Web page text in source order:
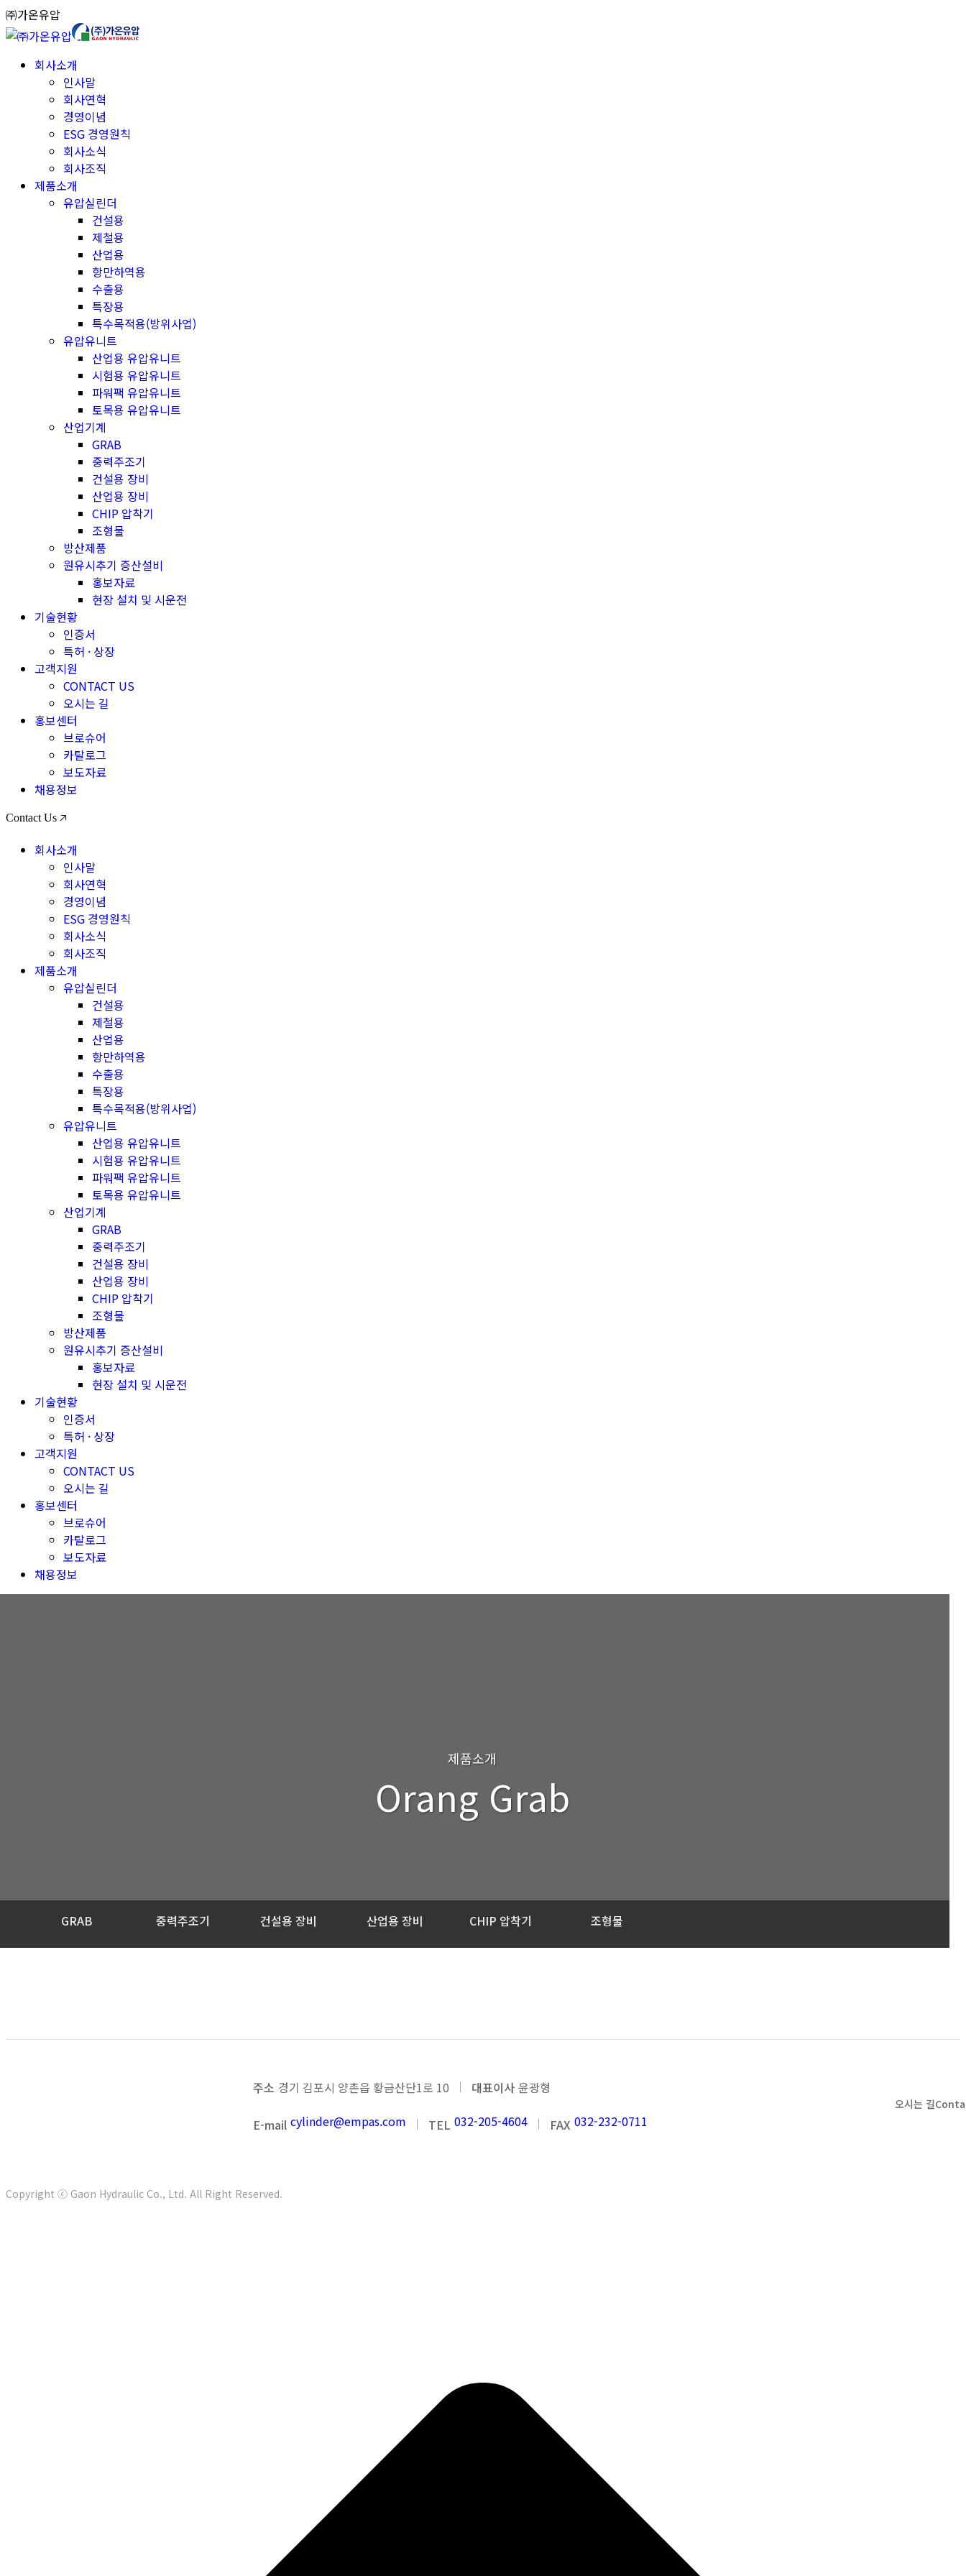
Skip
to
content
㈜가온유압
회사소개
인사말
회사연혁
경영이념
ESG 경영원칙
회사소식
회사조직
제품소개
유압실린더
건설용
제철용
산업용
항만하역용
수출용
특장용
특수목적용(방위사업)
유압유니트
산업용 유압유니트
시험용 유압유니트
파워팩 유압유니트
토목용 유압유니트
산업기계
GRAB
중력주조기
건설용 장비
산업용 장비
CHIP 압착기
조형물
방산제품
원유시추기 증산설비
홍보자료
현장 설치 및 시운전
기술현황
인증서
특허 · 상장
고객지원
CONTACT US
오시는 길
홍보센터
브로슈어
카탈로그
보도자료
채용정보
Contact Us 🡥
회사소개
인사말
회사연혁
경영이념
ESG 경영원칙
회사소식
회사조직
제품소개
유압실린더
건설용
제철용
산업용
항만하역용
수출용
특장용
특수목적용(방위사업)
유압유니트
산업용 유압유니트
시험용 유압유니트
파워팩 유압유니트
토목용 유압유니트
산업기계
GRAB
중력주조기
건설용 장비
산업용 장비
CHIP 압착기
조형물
방산제품
원유시추기 증산설비
홍보자료
현장 설치 및 시운전
기술현황
인증서
특허 · 상장
고객지원
CONTACT US
오시는 길
홍보센터
브로슈어
카탈로그
보도자료
채용정보
제품소개
Orang Grab
GRAB 중력주조기 건설용 장비 산업용 장비 CHIP 압착기 조형물
주소 경기 김포시 양촌읍 황금산단1로 10 대표이사 윤광형
E-mail cylinder@empas.com TEL 032-205-4604 FAX 032-232-0711
오시는 길
Copyright ⓒ Gaon Hydraulic Co., Ltd. All Right Reserved.